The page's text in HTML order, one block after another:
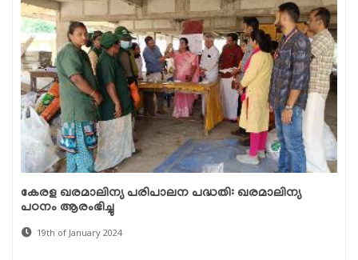
കേരള ഖരമാലിന്യ പരിപാലന പദ്ധതി: ഖരമാലിന്യ
പഠനം ആരംഭിച്ചു
19th of January 2024